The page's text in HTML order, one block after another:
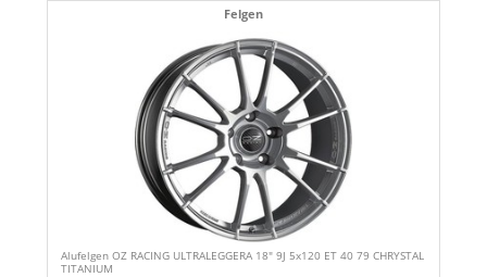
Felgen
Alufelgen OZ RACING ULTRALEGGERA 18" 9J 5x120 ET 40 79 CHRYSTAL
TITANIUM